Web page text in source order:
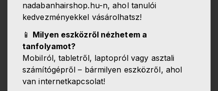
nadabanhairshop.hu-n, ahol tanulói
kedvezményekkel vásárolhatsz!
📱 Milyen eszközről nézhetem a
tanfolyamot?
Mobilról, tabletről, laptopról vagy asztali
számítógépről – bármilyen eszközről, ahol
van internetkapcsolat!